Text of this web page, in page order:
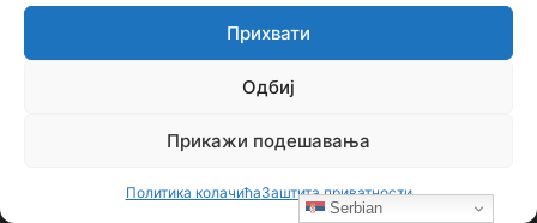
Прихвати
Одбиј
Прикажи подешавања
Политика колачићаЗаштита приватности
Сајт није под финансијским, политичким и идеолошким
профитабилан, заснива се на добровољном раду.
Serbian